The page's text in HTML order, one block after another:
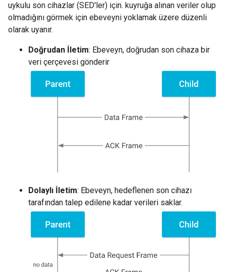
uykulu son cihazlar (SED'ler) için. kuyruğa alınan veriler olup
olmadığını görmek için ebeveyni yoklamak üzere düzenli
olarak uyanır.
Doğrudan İletim: Ebeveyn, doğrudan son cihaza bir
veri çerçevesi gönderir
Dolaylı İletim: Ebeveyn, hedeflenen son cihazı
tarafından talep edilene kadar verileri saklar.